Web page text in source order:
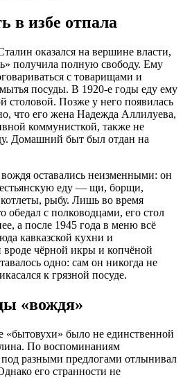
в избе отпала
оказался на вершине власти,
получила полную свободу. Ему
с товарищами и
посуды. В 1920-е годы еду ему
столовой. Позже у него появилась
что его жена Надежда Аллилуева,
коммунисткой, также не
. Домашний быт был отдан на
оставались неизменными: он
еду — щи, борщи,
рыбу. Лишь во время
обедал с полководцами, его стол
а после 1945 года в меню всё
кавказской кухни и
вроде чёрной икры и копчёной
одно: сам он никогда не
к грязной посуде.
«вождя»
«бытовухи» было не единственной
По воспоминаниям
разными предлогами отлынивал
его странности не